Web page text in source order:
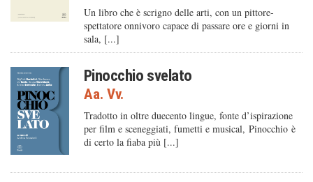
Un libro che è scrigno delle arti, con un pittore-
spettatore onnivoro capace di passare ore e giorni in
sala, [...]
Pinocchio svelato
Aa. Vv.
Tradotto in oltre duecento lingue, fonte d’ispirazione
per film e sceneggiati, fumetti e musical, Pinocchio è
di certo la fiaba più [...]